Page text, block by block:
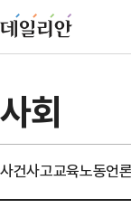
사회
사건사고교육노동언론